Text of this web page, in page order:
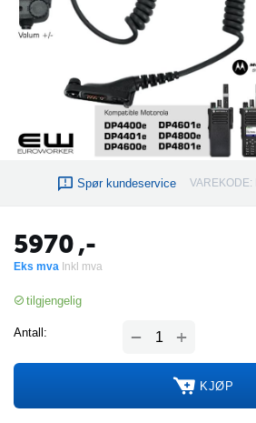
Spør kundeservice VAREKODE:
5970,-
Eks mva Inkl mva
tilgjengelig
Antall: +
−
KJØP